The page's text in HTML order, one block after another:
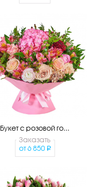
Букет с розовой го...
Заказать
от 6 850